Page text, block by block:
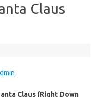
Claus
Claus (Right Down